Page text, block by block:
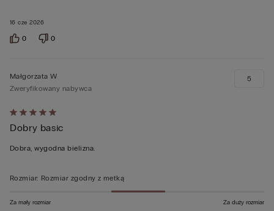
16 cze 2026
0 0
Ocena
5
z
Małgorzata W
Zweryfikowany nabywca
Dobry basic
Dobra, wygodna bielizna.
5
Rozmiar: Rozmiar zgodny z metką
Za mały rozmiar Za duży rozmiar